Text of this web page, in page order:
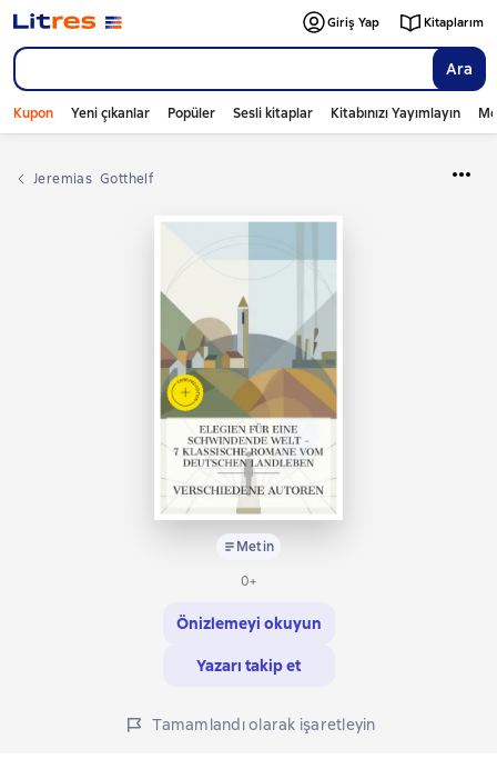
Ara
Giriş Yap Kitaplarım
Kupon Yeni çıkanlar Popüler Sesli kitaplar Kitabınızı Yayımlayın
Jeremias  Gotthelf
Metin
0+
Önizlemeyi okuyun
Yazarı takip et
Tamamlandı olarak işaretleyin